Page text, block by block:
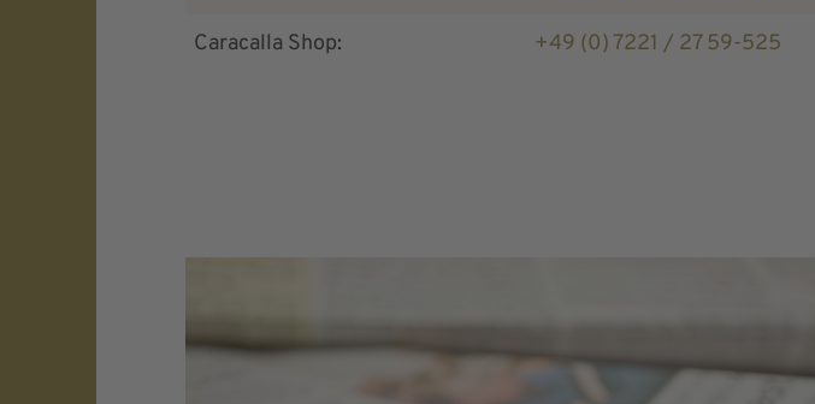
Caracalla Shop: +49 (0) 7221 / 27 59-525